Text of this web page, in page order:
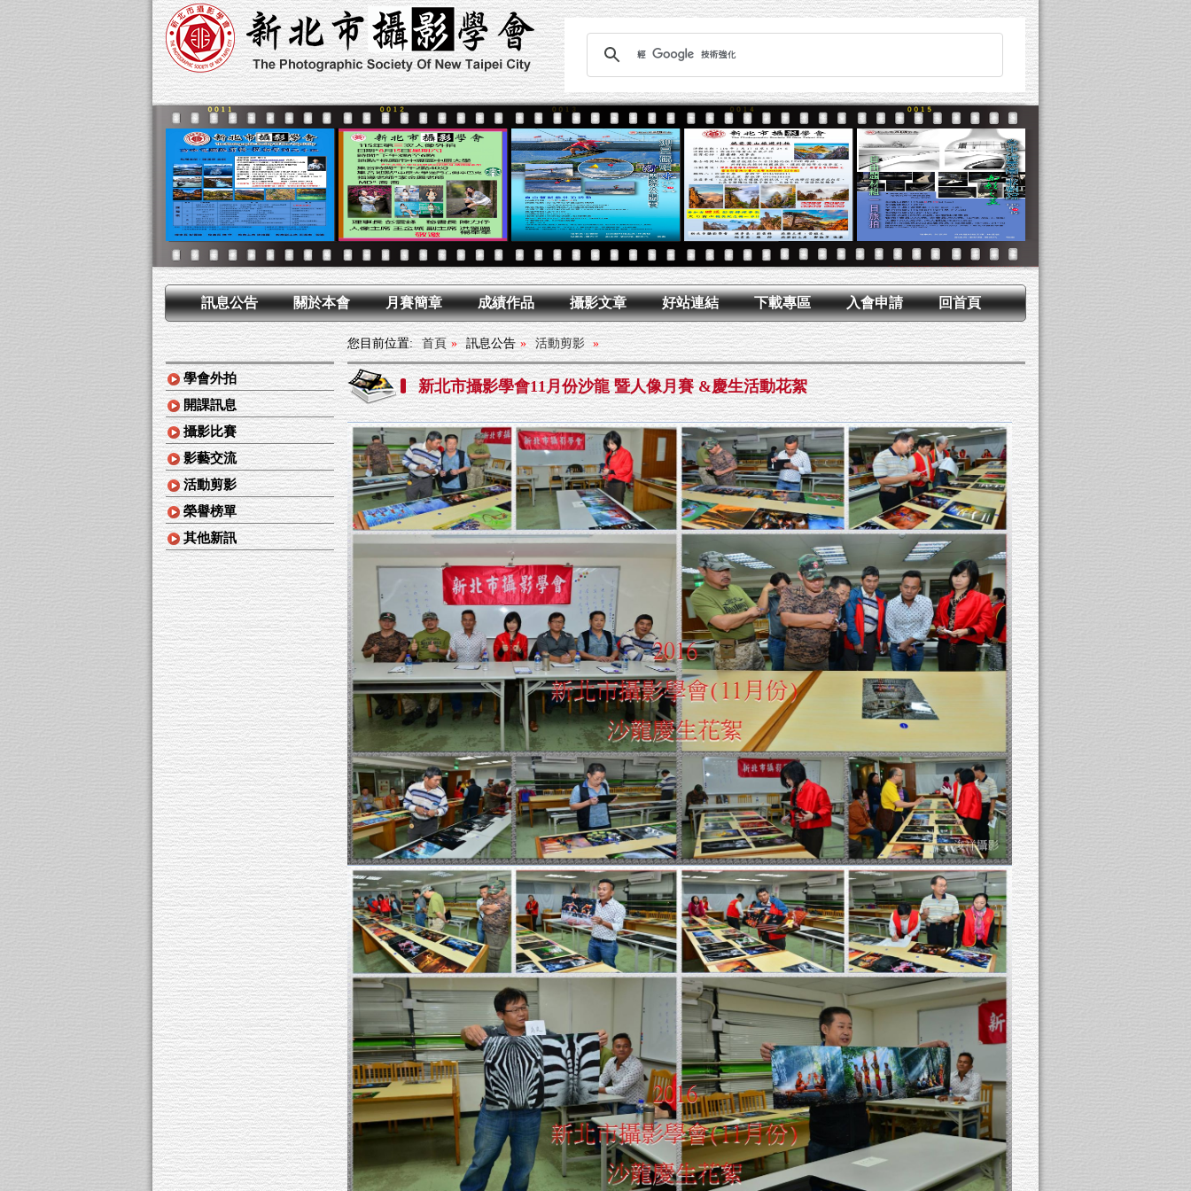
訊息公告 關於本會 月賽簡章 成績作品 攝影文章 好站連結 下載專區 入會申請 回首頁
學會外拍
開課訊息
攝影比賽
影藝交流
活動剪影
榮譽榜單
其他新訊
您目前位置: 首頁 » 訊息公告 » 活動剪影 »
新北市攝影學會11月份沙龍 暨人像月賽 &慶生活動花絮